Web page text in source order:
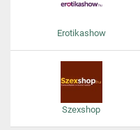
Erotikashow
Szexshop